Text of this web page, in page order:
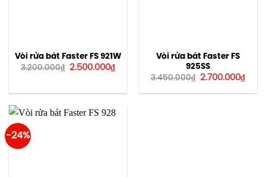
Vòi rửa bát Faster FS 921W
3.200.000₫
Giá
2.500.000₫Giá
Vòi rửa bát Faster FS
925SS
3.450.000₫
Giá
là:
2.700.000₫Giá
tại
-24%